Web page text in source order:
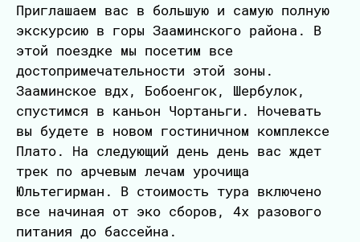
Приглашаем вас в большую и самую полную
экскурсию в горы Зааминского района. В
этой поездке мы посетим все
достопримечательности этой зоны.
Зааминское вдх, Бобоенгок, Шербулок,
спустимся в каньон Чортаньги. Ночевать
вы будете в новом гостиничном комплексе
Плато. На следующий день день вас ждет
трек по арчевым лечам урочища
Юльтегирман. В стоимость тура включено
все начиная от эко сборов, 4х разового
питания до бассейна.